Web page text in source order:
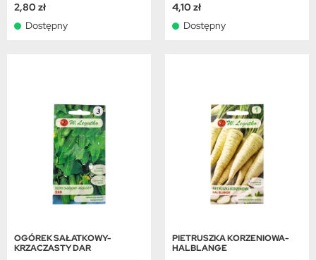
2,80 zł
Dostępny
4,10 zł
Dostępny
OGÓREK SAŁATKOWY-
KRZACZASTY DAR
PIETRUSZKA KORZENIOWA-
HALBLANGE